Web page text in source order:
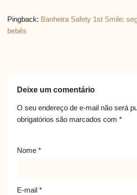
Pingback: Banheira Safety 1st Smile:
bebês
Deixe um comentário
O seu endereço de e-mail não será
obrigatórios são marcados com *
Nome *
E-mail *